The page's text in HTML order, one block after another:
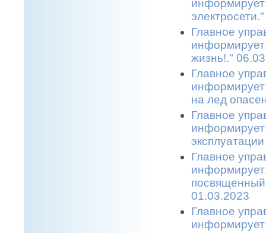
Главное
жизнь!."
Главное
на лед
Главное
Главное
01.03.2023
Главное